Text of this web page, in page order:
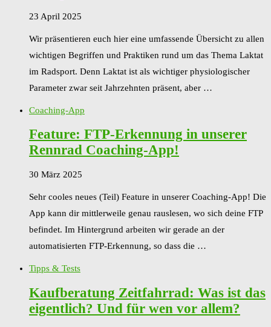
23 April 2025
Wir präsentieren euch hier eine umfassende Übersicht zu allen
wichtigen Begriffen und Praktiken rund um das Thema Laktat
im Radsport. Denn Laktat ist als wichtiger physiologischer
Parameter zwar seit Jahrzehnten präsent, aber …
Coaching-App
Feature: FTP-Erkennung in unserer
Rennrad Coaching-App!
30 März 2025
Sehr cooles neues (Teil) Feature in unserer Coaching-App! Die
App kann dir mittlerweile genau rauslesen, wo sich deine FTP
befindet. Im Hintergrund arbeiten wir gerade an der
automatisierten FTP-Erkennung, so dass die …
Tipps & Tests
Kaufberatung Zeitfahrrad: Was ist das
eigentlich? Und für wen vor allem?